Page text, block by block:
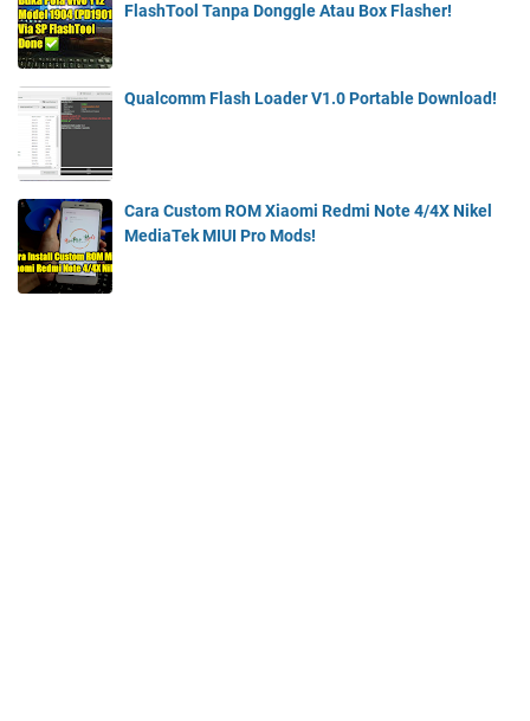
FlashTool Tanpa Donggle Atau Box Flasher!
Qualcomm Flash Loader V1.0 Portable Download!
Cara Custom ROM Xiaomi Redmi Note 4/4X Nikel
MediaTek MIUI Pro Mods!